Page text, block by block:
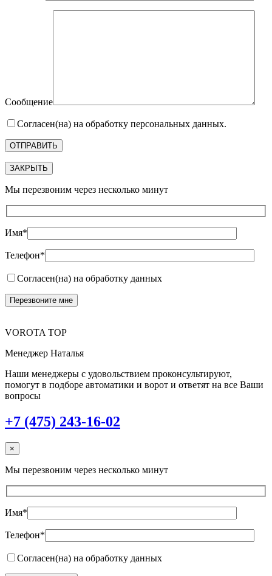
Сообщение
Согласен(на) на обработку персональных данных.
ЗАКРЫТЬ
Мы перезвоним через несколько минут
Имя*
Телефон*
Согласен(на) на обработку данных
VOROTA TOP
Менеджер Наталья
Наши менеджеры с удовольствием проконсультируют,
помогут в подборе автоматики и ворот и ответят на все Ваши
вопросы
+7 (475) 243-16-02
×
Мы перезвоним через несколько минут
Имя*
Телефон*
Согласен(на) на обработку данных